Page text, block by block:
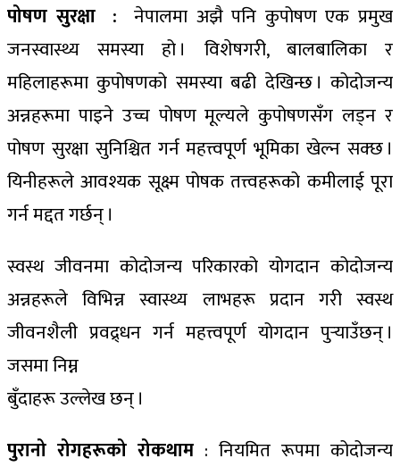
पोषण सुरक्षा : नेपालमा अझै पनि कुपोषण एक प्रमुख
जनस्वास्थ्य समस्या हो । विशेषगरी, बालबालिका र
महिलाहरूमा कुपोषणको समस्या बढी देखिन्छ । कोदोजन्य
अन्नहरूमा पाइने उच्च पोषण मूल्यले कुपोषणसँग लड्न र
पोषण सुरक्षा सुनिश्चित गर्न महत्त्वपूर्ण भूमिका खेल्न सक्छ ।
यिनीहरूले आवश्यक सूक्ष्म पोषक तत्त्वहरूको कमीलाई पूरा
गर्न मद्दत गर्छन् ।
स्वस्थ जीवनमा कोदोजन्य परिकारको योगदान कोदोजन्य
अन्नहरूले विभिन्न स्वास्थ्य लाभहरू प्रदान गरी स्वस्थ
जीवनशैली प्रवद्र्धन गर्न महत्त्वपूर्ण योगदान पुर्‍याउँछन् ।
जसमा निम्न
बुँदाहरू उल्लेख छन् ।
पुरानो रोगहरूको रोकथाम : नियमित रूपमा कोदोजन्य